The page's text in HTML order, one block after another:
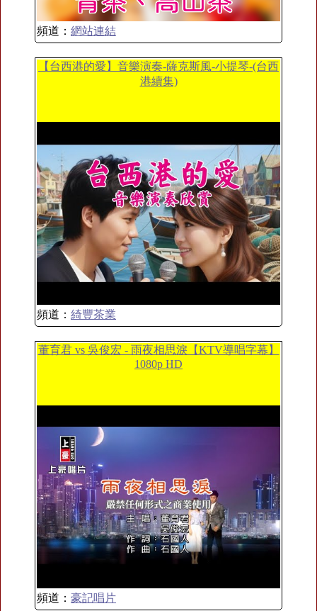
頻道： 網站連結
【台西港的愛】音樂演奏-薩克斯風-小提琴-(台西
港續集)
頻道： 綺豐茶業
董育君 vs 吳俊宏 - 雨夜相思淚【KTV導唱字幕】
1080p HD
頻道： 豪記唱片